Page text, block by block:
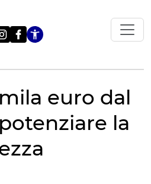
Apri le
euro dal
la